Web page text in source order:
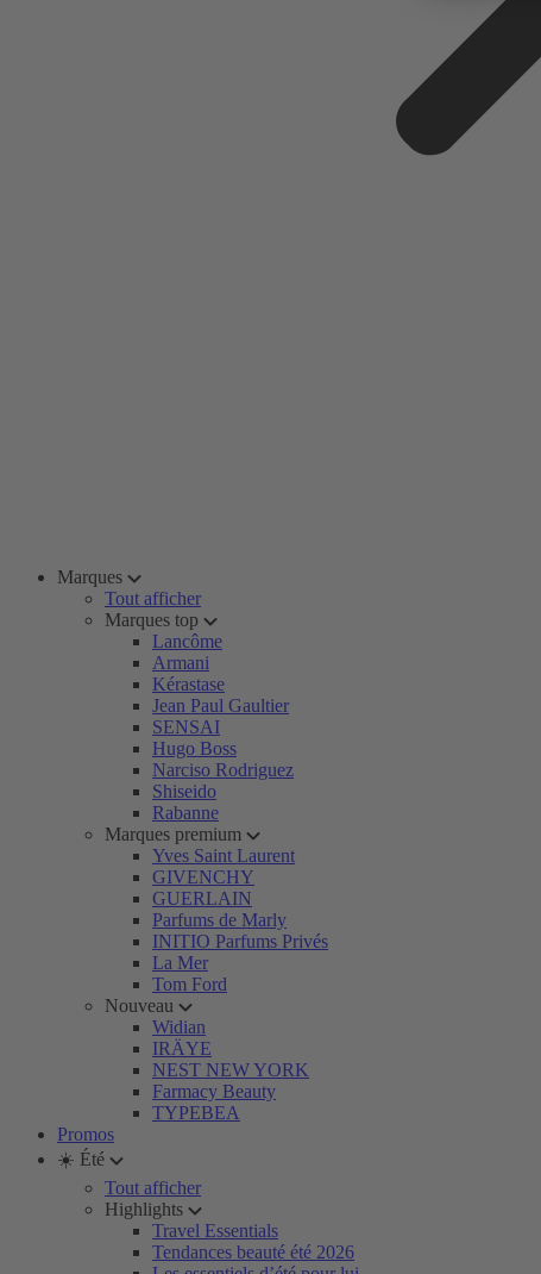
Marques
Tout afficher
Marques top
Lancôme
Armani
Kérastase
Jean Paul Gaultier
SENSAI
Hugo Boss
Narciso Rodriguez
Shiseido
Rabanne
Marques premium
Yves Saint Laurent
GIVENCHY
GUERLAIN
Parfums de Marly
INITIO Parfums Privés
La Mer
Tom Ford
Nouveau
Widian
IRÄYE
NEST NEW YORK
Farmacy Beauty
TYPEBEA
Promos
☀️ Été
Tout afficher
Highlights
Travel Essentials
Tendances beauté été 2026